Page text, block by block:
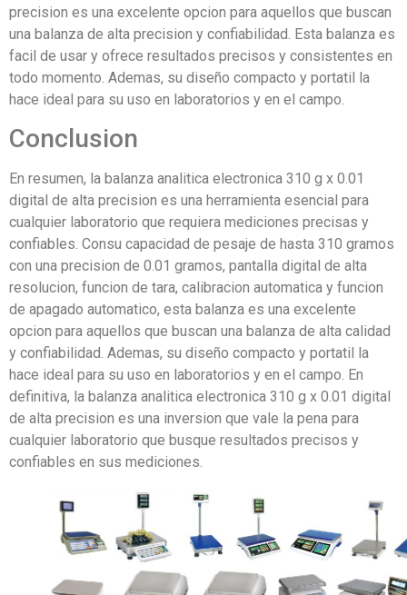
precision es una excelente opcion para aquellos que buscan
una balanza de alta precision y confiabilidad. Esta balanza es
facil de usar y ofrece resultados precisos y consistentes en
todo momento. Ademas, su diseño compacto y portatil la
hace ideal para su uso en laboratorios y en el campo.
Conclusion
En resumen, la balanza analitica electronica 310 g x 0.01
digital de alta precision es una herramienta esencial para
cualquier laboratorio que requiera mediciones precisas y
confiables. Consu capacidad de pesaje de hasta 310 gramos
con una precision de 0.01 gramos, pantalla digital de alta
resolucion, funcion de tara, calibracion automatica y funcion
de apagado automatico, esta balanza es una excelente
opcion para aquellos que buscan una balanza de alta calidad
y confiabilidad. Ademas, su diseño compacto y portatil la
hace ideal para su uso en laboratorios y en el campo. En
definitiva, la balanza analitica electronica 310 g x 0.01 digital
de alta precision es una inversion que vale la pena para
cualquier laboratorio que busque resultados precisos y
confiables en sus mediciones.